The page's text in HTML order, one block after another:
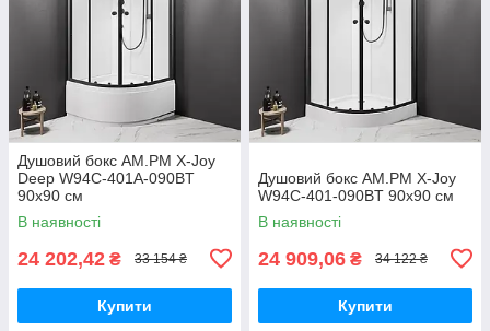
Душовий бокс AM.PM X-Joy
Deep W94C-401A-090BT
90x90 см
В наявності
24 202,42 ₴ 33 154 ₴
Купити
Душовий бокс AM.PM X-Joy
W94C-401-090BT 90x90 см
В наявності
24 909,06 ₴ 34 122 ₴
Купити